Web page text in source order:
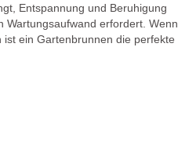
Entspannung und Beruhigung
Wartungsaufwand erfordert. Wenn
ein Gartenbrunnen die perfekte